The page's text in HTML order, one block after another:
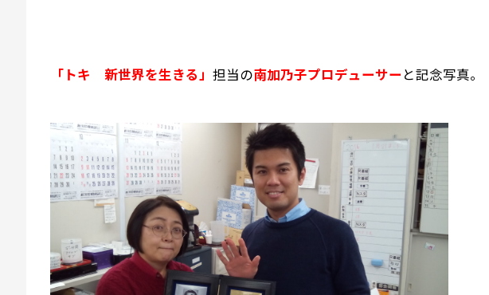
「トキ 新世界を生きる」 担当の南加乃子プロデューサー と記念写真。